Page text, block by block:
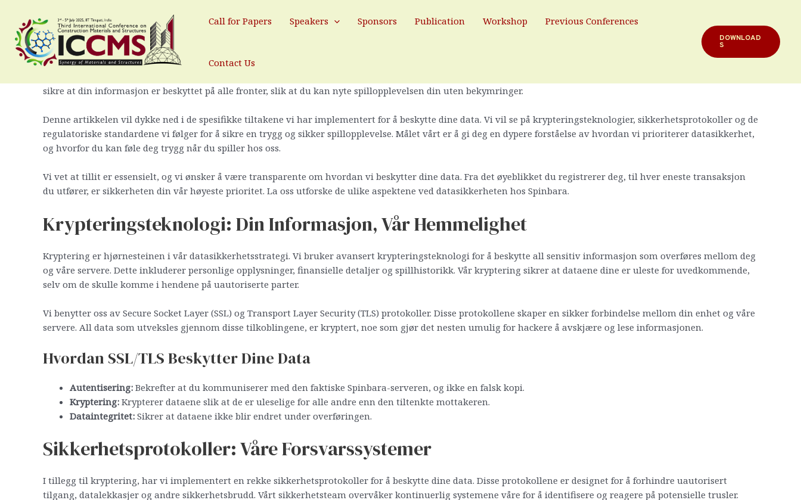
content
Call for Papers Speakers Sponsors Publication Workshop Previous Conferences
Contact Us
DOWNLOAD
S
Datasikkerhet hos Spinbara: Din Informasjon Er Vår Prioritet
By test/January 21, 2026
I dagens digitale verden er beskyttelse av personlig informasjon viktigere enn noensinne, spesielt når vi beveger oss inn i underholdningsverdenen som online
sikre at din informasjon er beskyttet på alle fronter, slik at du kan nyte spillopplevelsen din uten bekymringer.
Denne artikkelen vil dykke ned i de spesifikke tiltakene vi har implementert for å beskytte dine data. Vi vil se på krypteringsteknologier, sikkerhetsprotokoller og de
regulatoriske standardene vi følger for å sikre en trygg og sikker spillopplevelse. Målet vårt er å gi deg en dypere forståelse av hvordan vi prioriterer datasikkerhet,
og hvorfor du kan føle deg trygg når du spiller hos oss.
Vi vet at tillit er essensielt, og vi ønsker å være transparente om hvordan vi beskytter dine data. Fra det øyeblikket du registrerer deg, til hver eneste transaksjon
du utfører, er sikkerheten din vår høyeste prioritet. La oss utforske de ulike aspektene ved datasikkerheten hos Spinbara.
Krypteringsteknologi: Din Informasjon, Vår Hemmelighet
Kryptering er hjørnesteinen i vår datasikkerhetsstrategi. Vi bruker avansert krypteringsteknologi for å beskytte all sensitiv informasjon som overføres mellom deg
og våre servere. Dette inkluderer personlige opplysninger, finansielle detaljer og spillhistorikk. Vår kryptering sikrer at dataene dine er uleste for uvedkommende,
selv om de skulle komme i hendene på uautoriserte parter.
Vi benytter oss av Secure Socket Layer (SSL) og Transport Layer Security (TLS) protokoller. Disse protokollene skaper en sikker forbindelse mellom din enhet og våre
servere. All data som utveksles gjennom disse tilkoblingene, er kryptert, noe som gjør det nesten umulig for hackere å avskjære og lese informasjonen.
Hvordan SSL/TLS Beskytter Dine Data
Autentisering: Bekrefter at du kommuniserer med den faktiske Spinbara-serveren, og ikke en falsk kopi.
Kryptering: Krypterer dataene slik at de er uleselige for alle andre enn den tiltenkte mottakeren.
Dataintegritet: Sikrer at dataene ikke blir endret under overføringen.
Sikkerhetsprotokoller: Våre Forsvarssystemer
I tillegg til kryptering, har vi implementert en rekke sikkerhetsprotokoller for å beskytte dine data. Disse protokollene er designet for å forhindre uautorisert
tilgang, datalekkasjer og andre sikkerhetsbrudd. Vårt sikkerhetsteam overvåker kontinuerlig systemene våre for å identifisere og reagere på potensielle trusler.